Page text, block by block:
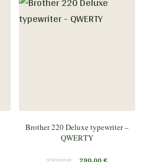
Brother 220 Deluxe typewriter –
QWERTY